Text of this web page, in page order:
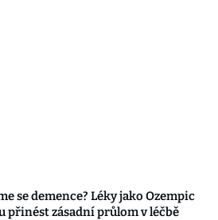
se demence? Léky jako Ozempic
přinést zásadní průlom v léčbě